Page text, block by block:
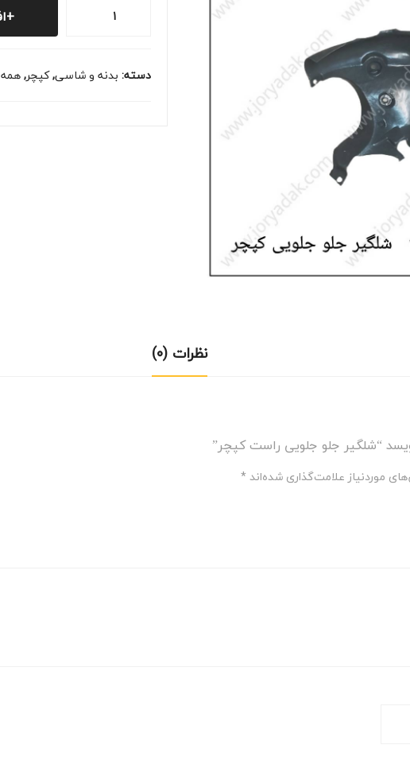
راست
دسته: بدنه و شاسی,کپچر,
نظرات (0)
“شلگیر جلو جلویی راست کپچر”
موردنیاز علامت‌گذاری شده‌اند *